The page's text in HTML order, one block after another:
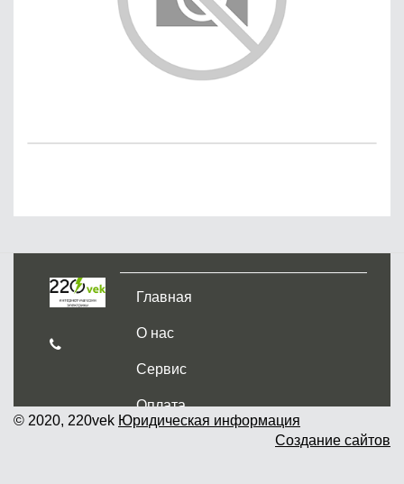
Главная
О нас
Сервис
Оплата
Доставка и самовывоз
© 2020, 220vek Юридическая информация
Создание сайтов